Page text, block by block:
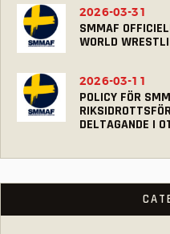
SMMAF
WORLD
2026-03-31
POLICY FÖR
DELTAGANDE I
2026-03-11